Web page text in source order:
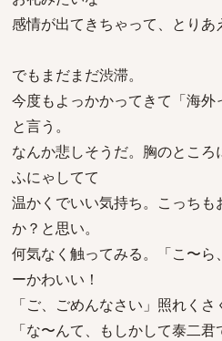
感情が出てきちゃって、とりあ
でもまだまだ渋滞。
今度もよっかかってきて「海外
と言う。
なんか悲しそうだ。胸のとこ
ふにゃしてて
温かくでいい気持ち。こっち
か？と思い。
何気なく触ってみる。「こ〜
ーかわいい！
「ご、ごめんなさい」照れくさ
「な〜んて、もしかして泰二君